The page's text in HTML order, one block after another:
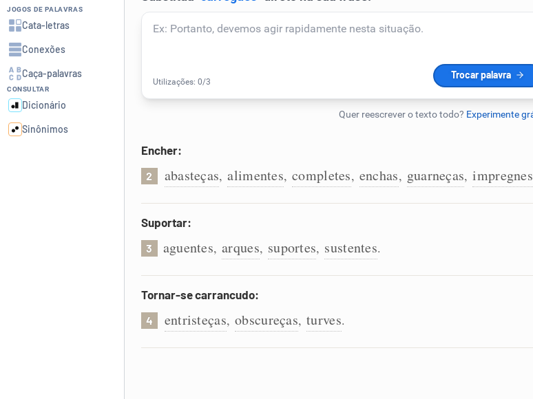
Corrigir Texto
Detector de IA
Humanizador de IA
JOGOS DE PALAVRAS
Cata-letras
Conexões
Caça-palavras
CONSULTAR
Dicionário
Sinônimos
Encher:
2 abasteças, alimentes, completes, enchas, guarneças, impregnes
Suportar:
3 aguentes, arques, suportes, sustentes.
Tornar-se carrancudo:
4 entristeças, obscureças, turves.